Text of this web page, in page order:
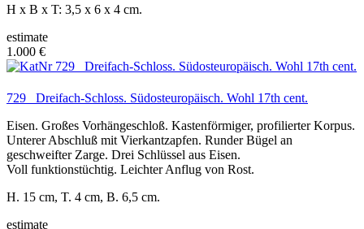
H x B x T: 3,5 x 6 x 4 cm.
estimate
1.000 €
729 Dreifach-Schloss. Südosteuropäisch. Wohl 17th cent.
Eisen. Großes Vorhängeschloß. Kastenförmiger, profilierter Korpus.
Unterer Abschluß mit Vierkantzapfen. Runder Bügel an
geschweifter Zarge. Drei Schlüssel aus Eisen.
Voll funktionstüchtig. Leichter Anflug von Rost.
H. 15 cm, T. 4 cm, B. 6,5 cm.
estimate